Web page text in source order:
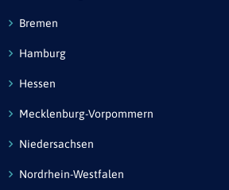
Bremen
Hamburg
Hessen
Mecklenburg-Vorpommern
Niedersachsen
Nordrhein-Westfalen